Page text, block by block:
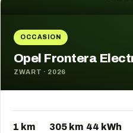
OCCASION
Opel Frontera
ZWART · 2026
1 km 305 km 44 kWh